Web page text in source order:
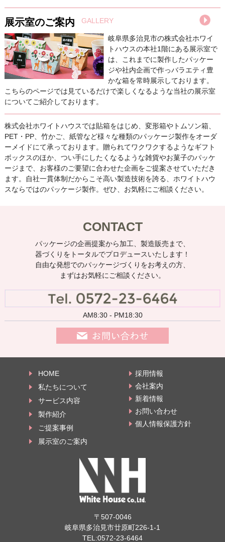
展示室のご案内 GALLERY
岐阜県多治見市の株式会社ホワイ
トハウスの本社1階にある展示室で
は、これまでに製作したパッケー
ジや社内企画で作っバラエティ豊
かな箱を常時展示しております。
こちらのページでは見ているだけで楽しくなるような当社の展示室
についてご紹介しております。
株式会社ホワイトハウスでは貼箱をはじめ、変形箱やトムソン箱、
PET・PP、竹かご、紙管など様々な種類のパッケージ製作をオーダ
ーメイドにて承っております。贈られてワクワクするようなギフト
ボックスのほか、つい手にしたくなるような雑貨やお菓子のパッケ
ージまで、お客様のご要望に合わせた企画をご提案させていただき
ます。自社一貫体制だからこそ高い製造技術を誇る、ホワイトハウ
スならではのパッケージ製作。ぜひ、お気軽にご相談ください。
CONTACT
パッケージの企画提案から加工、製造販売まで、
器づくりをトータルでプロデュースいたします！
自由な発想でのパッケージづくりをお考えの方、
まずはお気軽にご相談ください。
AM8:30 - PM18:30
HOME
私たちについて
サービス内容
製作紹介
ご提案事例
展示室のご案内
採用情報
会社案内
新着情報
お問い合わせ
個人情報保護方針
〒507-0046
岐阜県多治見市廿原町226-1-1
TEL:0572-23-6464